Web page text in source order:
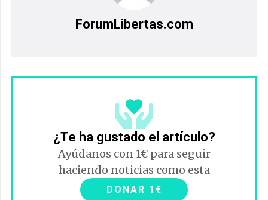
ForumLibertas.com
¿Te ha gustado el artículo?
Ayúdanos con 1€ para seguir
haciendo noticias como esta
DONAR 1€